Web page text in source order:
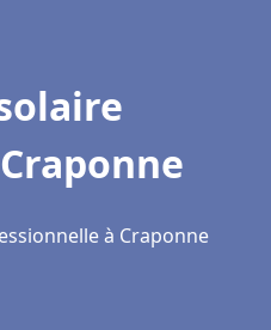
à Craponne